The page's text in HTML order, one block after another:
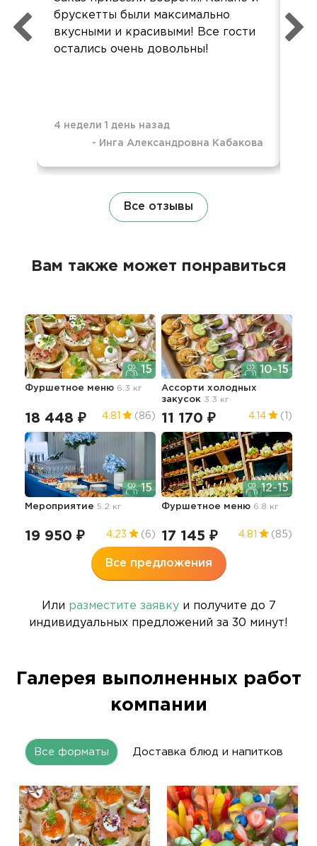
брускетты были максимально
вкусными и красивыми! Все гости
остались очень довольны!
4 недели 1 день назад
- Инга Александровна Кабакова
Все отзывы
Вам также может понравиться
15
Фуршетное меню 6.3 кг
18 448 ₽ 4.81 (86)
10-15
Ассорти холодных
закусок 3.3 кг
11 170 ₽ 4.14 (1)
15
Мероприятие 5.2 кг
19 950 ₽ 4.23 (6)
12-15
Фуршетное меню 6.8 кг
17 145 ₽ 4.81 (85)
Все предложения
Или разместите заявкуи получите до 7
индивидуальных предложений за 30 минут!
Галерея выполненных работ
компании
Все форматы Доставка блюд и напитков